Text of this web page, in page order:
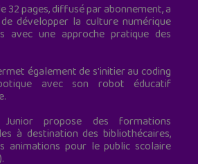
32 pages, diffusé par abonnement, a
développer la culture numérique
avec une approche pratique des
également de s'initier au coding
avec son robot éducatif
propose des formations
à destination des bibliothécaires,
animations pour le public scolaire